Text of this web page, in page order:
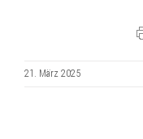
21. März 2025